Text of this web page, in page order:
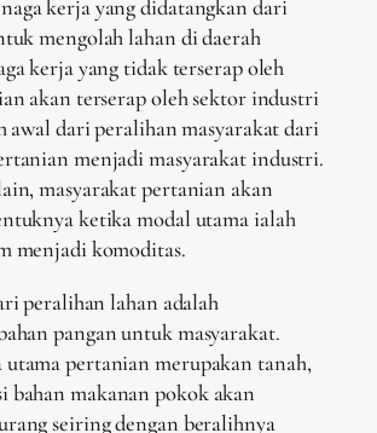
kerja yang didatangkan dari
mengolah lahan di daerah
kerja yang tidak terserap oleh
akan terserap oleh sektor industri
awal dari peralihan masyarakat dari
menjadi masyarakat industri.
masyarakat pertanian akan
ketika modal utama ialah
menjadi komoditas.
peralihan lahan adalah
pangan untuk masyarakat.
utama pertanian merupakan tanah,
bahan makanan pokok akan
seiring dengan beralihnya